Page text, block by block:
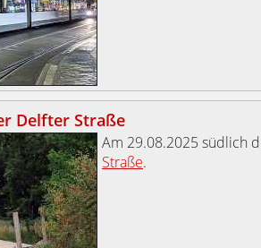
Delfter Straße
Am 29.08.2025 südlich
Straße.